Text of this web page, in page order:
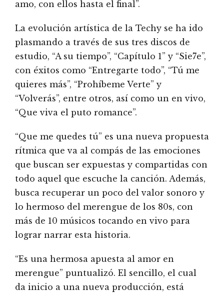
amo, con ellos hasta el final”.
La evolución artística de la Techy se ha ido
plasmando a través de sus tres discos de
estudio, “A su tiempo”, “Capítulo 1” y “Sie7e”,
con éxitos como “Entregarte todo”, “Tú me
quieres más”, “Prohíbeme Verte” y
“Volverás”, entre otros, así como un en vivo,
“Que viva el puto romance”.
“Que me quedes tú” es una nueva propuesta
rítmica que va al compás de las emociones
que buscan ser expuestas y compartidas con
todo aquel que escuche la canción. Además,
busca recuperar un poco del valor sonoro y
lo hermoso del merengue de los 80s, con
más de 10 músicos tocando en vivo para
lograr narrar esta historia.
“Es una hermosa apuesta al amor en
merengue” puntualizó. El sencillo, el cual
da inicio a una nueva producción, está